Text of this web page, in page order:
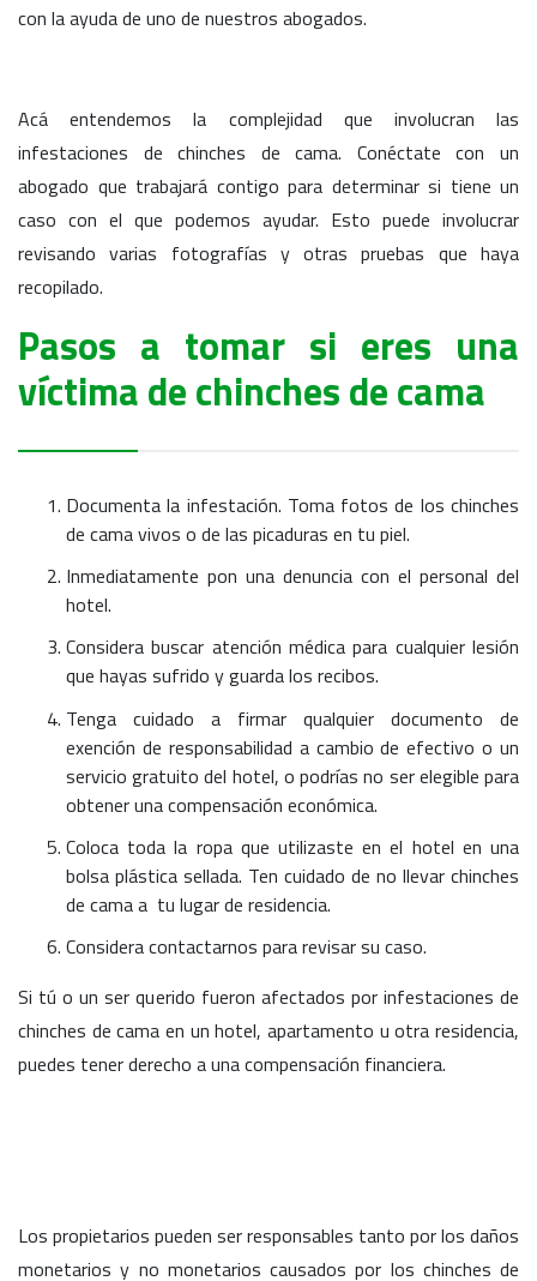
con la ayuda de uno de nuestros abogados.
Acá entendemos la complejidad que involucran las
infestaciones de chinches de cama. Conéctate con un
abogado que trabajará contigo para determinar si tiene un
caso con el que podemos ayudar. Esto puede involucrar
revisando varias fotografías y otras pruebas que haya
recopilado.
Pasos a tomar si eres una
víctima de chinches de cama
Documenta la infestación. Toma fotos de los chinches
de cama vivos o de las picaduras en tu piel.
Inmediatamente pon una denuncia con el personal del
hotel.
Considera buscar atención médica para cualquier lesión
que hayas sufrido y guarda los recibos.
Tenga cuidado a firmar qualquier documento de
exención de responsabilidad a cambio de efectivo o un
servicio gratuito del hotel, o podrías no ser elegible para
obtener una compensación económica.
Coloca toda la ropa que utilizaste en el hotel en una
bolsa plástica sellada. Ten cuidado de no llevar chinches
de cama a tu lugar de residencia.
Considera contactarnos para revisar su caso.
Si tú o un ser querido fueron afectados por infestaciones de
chinches de cama en un hotel, apartamento u otra residencia,
puedes tener derecho a una compensación financiera.
Los propietarios pueden ser responsables tanto por los daños
monetarios y no monetarios causados por los chinches de